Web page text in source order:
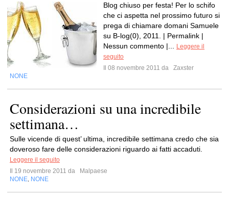
Blog chiuso per festa! Per lo schifo
che ci aspetta nel prossimo futuro si
prega di chiamare domani Samuele
su B-log(0), 2011. | Permalink |
Nessun commento |...
Leggere il
seguito
Il 08 novembre 2011 da
Zaxster
NONE
Considerazioni su una incredibile
settimana…
Sulle vicende di quest’ ultima, incredibile settimana credo che sia
doveroso fare delle considerazioni riguardo ai fatti accaduti.
Leggere il seguito
Il 19 novembre 2011 da
Malpaese
NONE NONE